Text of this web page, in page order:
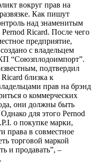
вокруг прав на
Как пишут
над знаменитым
Ricard. После чего
предприятие,
с владельцем
“Союзплодоимпорт”.
подтвердил
близка к
прав на брэнд
о коммерческих
они должны быть
для этого Pernod
о покупке марки,
права в совместное
торговой маркой
и продавать”, –